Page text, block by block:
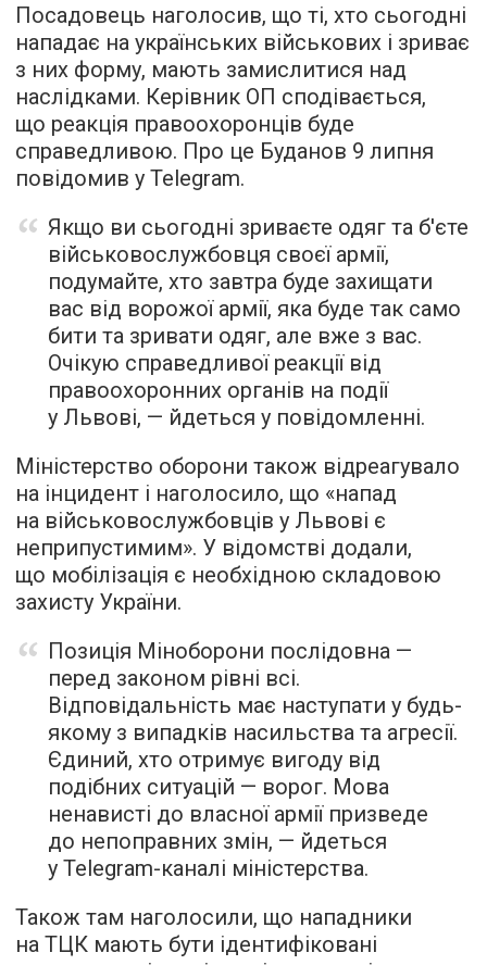
Посадовець наголосив, що ті, хто сьогодні
нападає на українських військових і зриває
з них форму, мають замислитися над
наслідками. Керівник ОП сподівається,
що реакція правоохоронців буде
справедливою. Про це Буданов 9 липня
повідомив у Telegram.
Якщо ви сьогодні зриваєте одяг та б'єте
військовослужбовця своєї армії,
подумайте, хто завтра буде захищати
вас від ворожої армії, яка буде так само
бити та зривати одяг, але вже з вас.
Очікую справедливої реакції від
правоохоронних органів на події
у Львові, — йдеться у повідомленні.
Міністерство оборони також відреагувало
на інцидент і наголосило, що «напад
на військовослужбовців у Львові є
неприпустимим». У відомстві додали,
що мобілізація є необхідною складовою
захисту України.
Позиція Міноборони послідовна —
перед законом рівні всі.
Відповідальність має наступати у будь-
якому з випадків насильства та агресії.
Єдиний, хто отримує вигоду від
подібних ситуацій — ворог. Мова
ненависті до власної армії призведе
до непоправних змін, — йдеться
у Telegram-каналі міністерства.
Також там наголосили, що нападники
на ТЦК мають бути ідентифіковані